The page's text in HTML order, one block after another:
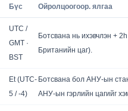
Бүс Ойролцоогоор. ялгаа
UTC /
GMT ·
BST
Ботсвана нь ихэвчлэн +
Британийн цаг).
Et (UTC-
5 / -4)
Ботсвана бол АНУ-ын
АНУ-ын гэрлийн цагийг